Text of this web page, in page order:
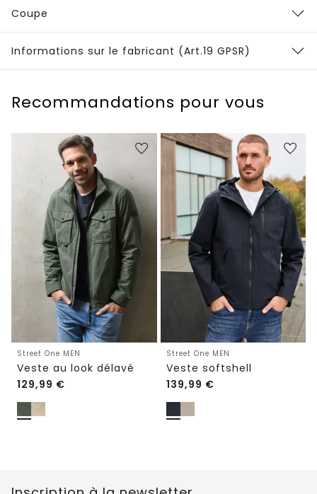
Coupe
Informations sur le fabricant (Art.19 GPSR)
Recommandations pour vous
Street One MEN
Veste au look délavé
129,99 €
Street One MEN
Veste softshell
139,99 €